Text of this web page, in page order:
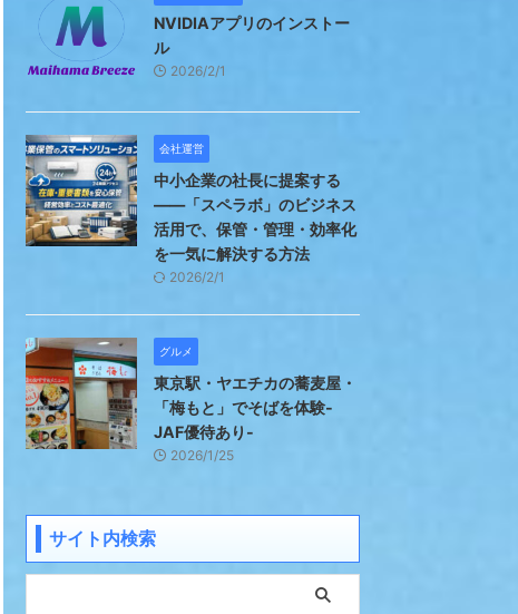
NVIDIAアプリのインストー
ル
2026/2/1
会社運営
中小企業の社長に提案する
――「スペラボ」のビジネス
活用で、保管・管理・効率化
を一気に解決する方法
2026/2/1
グルメ
東京駅・ヤエチカの蕎麦屋・
「梅もと」でそばを体験-
JAF優待あり-
2026/1/25
サイト内検索